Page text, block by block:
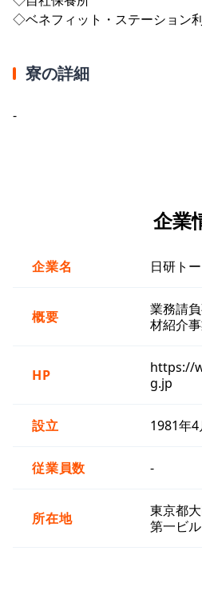
◇ベネフィット・ステーション
寮の詳細
-
企業
企業名 日研ト
概要
業務請
材紹介
HP
https://
g.jp
設立 1981年4
従業員数 -
所在地
東京都
第一ビル